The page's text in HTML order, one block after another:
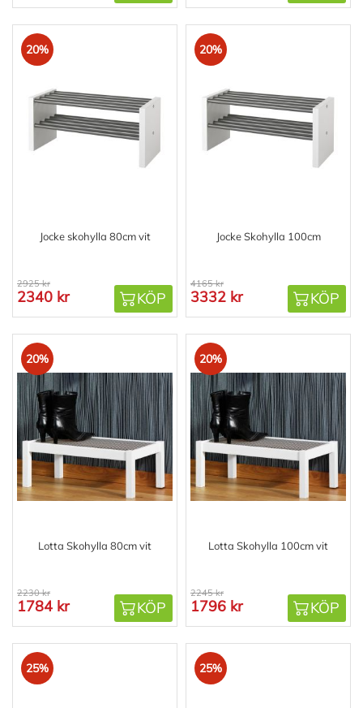
20%
Jocke skohylla 80cm vit
2925 kr
2340 kr KÖP
20%
Jocke Skohylla 100cm
4165 kr
3332 kr KÖP
20%
Lotta Skohylla 80cm vit
2230 kr
1784 kr KÖP
20%
Lotta Skohylla 100cm vit
2245 kr
1796 kr KÖP
25% 25%